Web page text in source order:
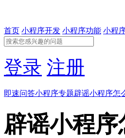
首页 小程序开发 小程序功能 小程
登录 注册
即速问答小程序专题辟谣小程序怎
辟谣小程序